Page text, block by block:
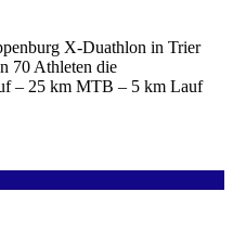
X-Duathlon in Trier
70 Athleten die
– 25 km MTB – 5 km Lauf